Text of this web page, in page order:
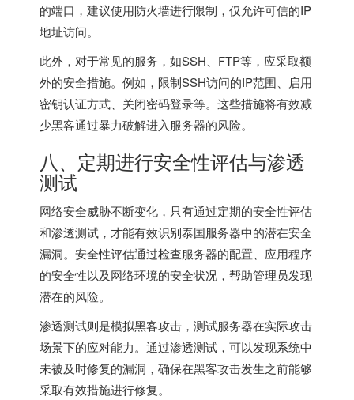
的端口，建议使用防火墙进行限制，仅允许可信的IP
地址访问。
此外，对于常见的服务，如SSH、FTP等，应采取额
外的安全措施。例如，限制SSH访问的IP范围、启用
密钥认证方式、关闭密码登录等。这些措施将有效减
少黑客通过暴力破解进入服务器的风险。
八、定期进行安全性评估与渗透
测试
网络安全威胁不断变化，只有通过定期的安全性评估
和渗透测试，才能有效识别泰国服务器中的潜在安全
漏洞。安全性评估通过检查服务器的配置、应用程序
的安全性以及网络环境的安全状况，帮助管理员发现
潜在的风险。
渗透测试则是模拟黑客攻击，测试服务器在实际攻击
场景下的应对能力。通过渗透测试，可以发现系统中
未被及时修复的漏洞，确保在黑客攻击发生之前能够
采取有效措施进行修复。